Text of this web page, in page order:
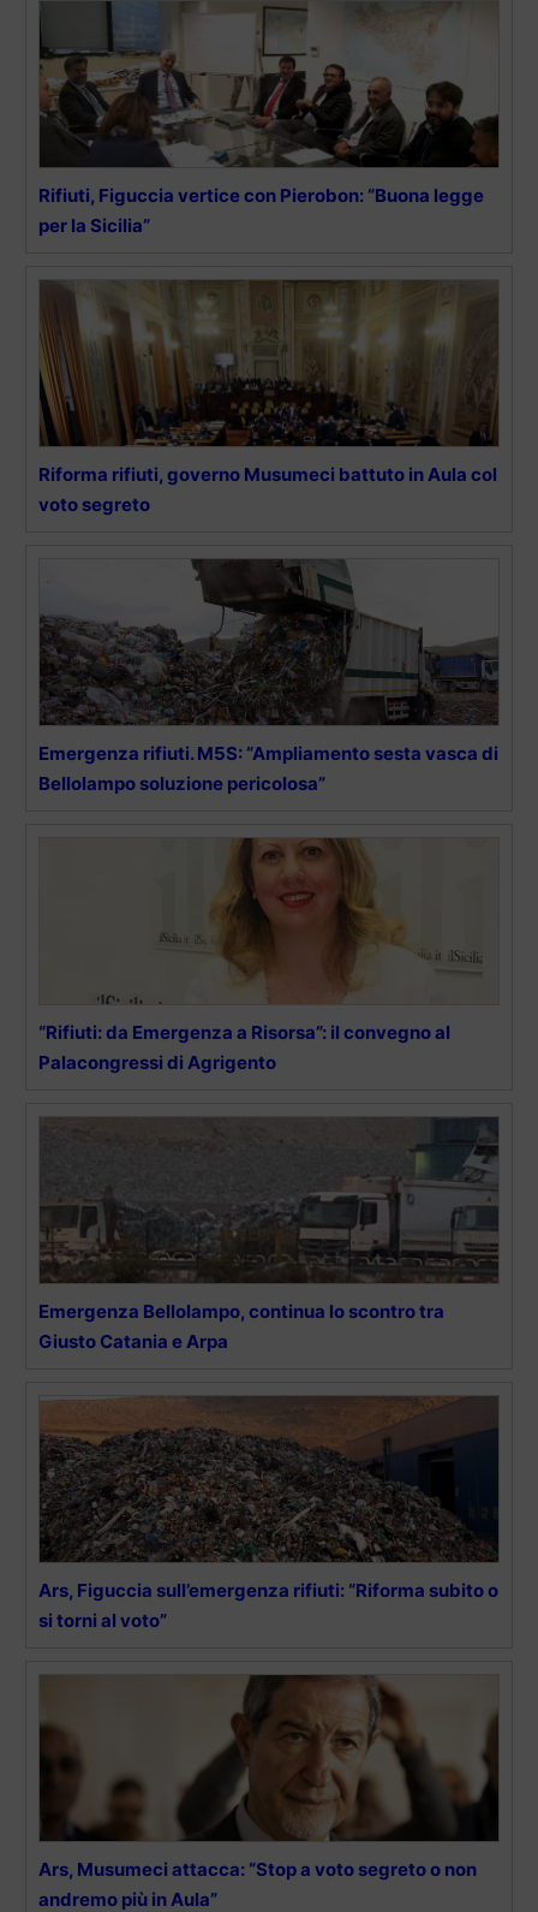
Rifiuti, Figuccia vertice con Pierobon: “Buona legge
per la Sicilia”
Riforma rifiuti, governo Musumeci battuto in Aula col
voto segreto
Emergenza rifiuti. M5S: “Ampliamento sesta vasca di
Bellolampo soluzione pericolosa”
“Rifiuti: da Emergenza a Risorsa”: il convegno al
Palacongressi di Agrigento
Emergenza Bellolampo, continua lo scontro tra
Giusto Catania e Arpa
Ars, Figuccia sull’emergenza rifiuti: “Riforma subito o
si torni al voto”
Ars, Musumeci attacca: “Stop a voto segreto o non
andremo più in Aula”